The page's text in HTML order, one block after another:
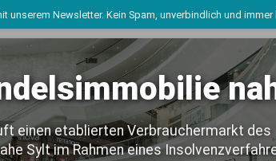
Newsletter. Kein Spam, unverbindlich und immer
Büroimmobilien Deutschland
einen etablierten Verbrauchermarkt des
Sylt im Rahmen eines